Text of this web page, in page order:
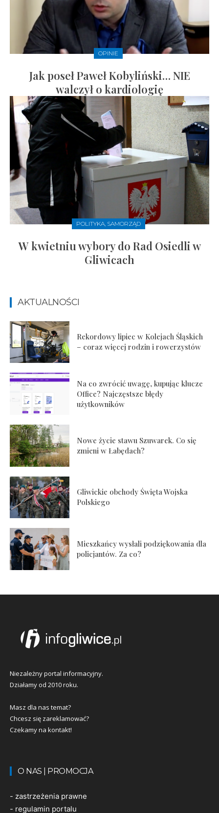
OPINIE
Jak poseł Paweł Kobyliński… NIE
walczył o kardiologię
POLITYKA, SAMORZĄD
W kwietniu wybory do Rad Osiedli w
Gliwicach
AKTUALNOŚCI
Rekordowy lipiec w Kolejach Śląskich
– coraz więcej rodzin i rowerzystów
Na co zwrócić uwagę, kupując klucze
Office? Najczęstsze błędy
użytkowników
Nowe życie stawu Szuwarek. Co się
zmieni w Łabędach?
Gliwickie obchody Święta Wojska
Polskiego
Mieszkańcy wysłali podziękowania dla
policjantów. Za co?
Niezależny portal informacyjny.
Działamy od 2010 roku.
Masz dla nas temat?
Chcesz się zareklamować?
Czekamy na kontakt!
O NAS | PROMOCJA
- zastrzeżenia prawne
- regulamin portalu